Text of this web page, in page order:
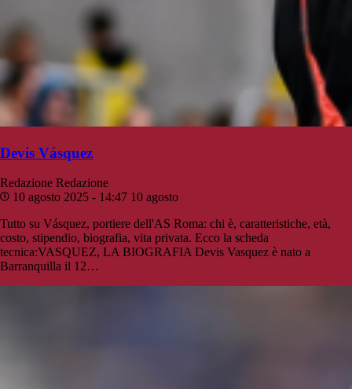
Devis Vásquez
Redazione Redazione
10 agosto 2025 - 14:47 10 agosto
Tutto su Vásquez, portiere dell'AS Roma: chi è, caratteristiche, età,
costo, stipendio, biografia, vita privata. Ecco la scheda
tecnica:VASQUEZ, LA BIOGRAFIA Devis Vasquez è nato a
Barranquilla il 12…